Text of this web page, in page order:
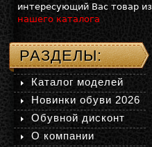
интересующий Вас товар из
нашего каталога
РАЗДЕЛЫ:
Каталог моделей
Новинки обуви 2026
Обувной дисконт
О компании